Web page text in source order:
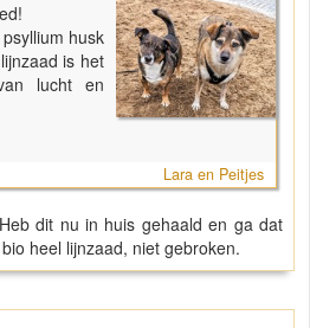
husk
is het
lucht en
Lara en Peitjes
dit nu in huis gehaald en ga dat
heel lijnzaad, niet gebroken.